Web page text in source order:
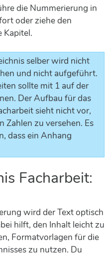
die Nummerierung in
oder ziehe den
Kapitel.
selber wird nicht
und nicht aufgeführt.
sollte mit 1 auf der
Der Aufbau für das
sieht nicht vor,
zu versehen. Es
dass ein Anhang
Facharbeit:
wird der Text optisch
hilft, den Inhalt leicht zu
Formatvorlagen für die
zu nutzen. Du